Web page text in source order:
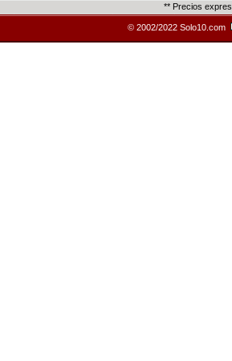
** Precios
© 2002/2022 Solo10.com